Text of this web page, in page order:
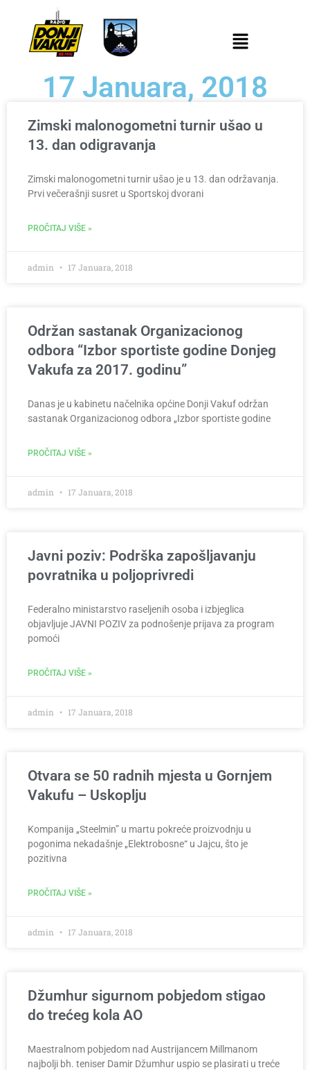
17 Januara, 2018
Zimski malonogometni turnir ušao u
13. dan odigravanja
Zimski malonogometni turnir ušao je u 13. dan održavanja.
Prvi večerašnji susret u Sportskoj dvorani
PROČITAJ VIŠE »
admin 17 Januara, 2018
Održan sastanak Organizacionog
odbora “Izbor sportiste godine Donjeg
Vakufa za 2017. godinu”
Danas je u kabinetu načelnika općine Donji Vakuf održan
sastanak Organizacionog odbora „Izbor sportiste godine
PROČITAJ VIŠE »
admin 17 Januara, 2018
Javni poziv: Podrška zapošljavanju
povratnika u poljoprivredi
Federalno ministarstvo raseljenih osoba i izbjeglica
objavljuje JAVNI POZIV za podnošenje prijava za program
pomoći
PROČITAJ VIŠE »
admin 17 Januara, 2018
Otvara se 50 radnih mjesta u Gornjem
Vakufu – Uskoplju
Kompanija „Steelmin” u martu pokreće proizvodnju u
pogonima nekadašnje „Elektrobosne“ u Jajcu, što je
pozitivna
PROČITAJ VIŠE »
admin 17 Januara, 2018
Džumhur sigurnom pobjedom stigao
do trećeg kola AO
Maestralnom pobjedom nad Austrijancem Millmanom
najbolji bh. teniser Damir Džumhur uspio se plasirati u treće